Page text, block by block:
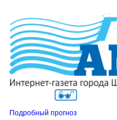
Подробный прогноз